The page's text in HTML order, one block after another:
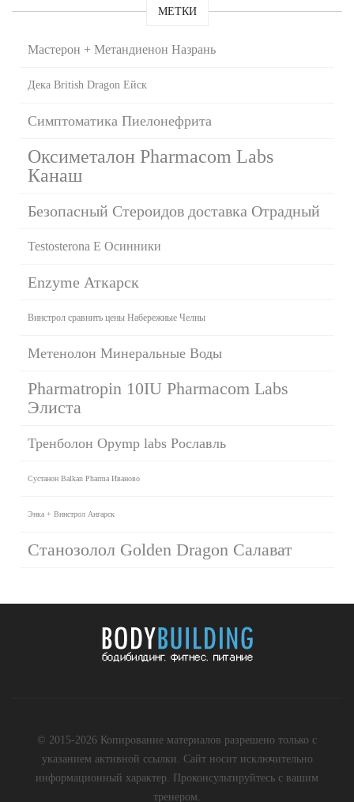
МЕТКИ
Мастерон + Метандиенон Назрань
Дека British Dragon Ейск
Симптоматика Пиелонефрита
Оксиметалон Pharmacom Labs
Канаш
Безопасный Стероидов доставка Отрадный
Testosterona E Осинники
Enzyme Аткарск
Винстрол сравнить цены Набережные Челны
Метенолон Минеральные Воды
Pharmatropin 10IU Pharmacom Labs
Элиста
Тренболон Opymp labs Рославль
Сустанон Balkan Pharma Иваново
Энка + Винстрол Ангарск
Cтанозолол Golden Dragon Салават
© 2015-2026 Копирование материалов разрешено только с
указанием активной ссылки. Сайт носит исключительно
информационный характер. Проконсультируйтесь с вашим
тренером.